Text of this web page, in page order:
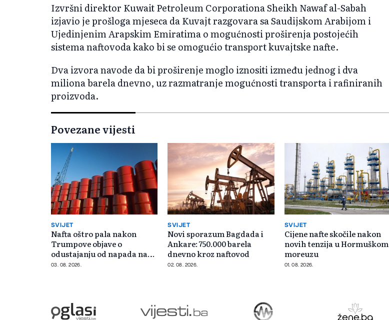
Izvršni direktor Kuwait Petroleum Corporationa Sheikh Nawaf al-Sabah
izjavio je prošloga mjeseca da Kuvajt razgovara sa Saudijskom Arabijom i
Ujedinjenim Arapskim Emiratima o mogućnosti proširenja postojećih
sistema naftovoda kako bi se omogućio transport kuvajtske nafte.
Dva izvora navode da bi proširenje moglo iznositi između jednog i dva
miliona barela dnevno, uz razmatranje mogućnosti transporta i rafiniranih
proizvoda.
Povezane vijesti
SVIJET
Nafta oštro pala nakon
Trumpove objave o
odustajanju od napada na
Iran
03. 08. 2026.
SVIJET
Novi sporazum Bagdada i
Ankare: 750.000 barela
dnevno kroz naftovod
02. 08. 2026.
SVIJET
Cijene nafte skočile nakon
novih tenzija u Hormuškom
moreuzu
01. 08. 2026.